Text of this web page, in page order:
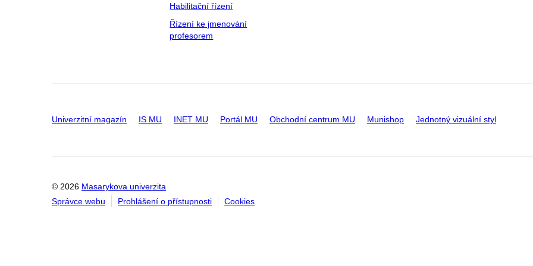
Habilitační řízení
Řízení ke jmenování
profesorem
Univerzitní magazín IS MU INET MU Portál MU Obchodní centrum MU Munishop Jednotný vizuální styl
© 2026 Masarykova univerzita
Správce webu
Prohlášení o přístupnosti Cookies